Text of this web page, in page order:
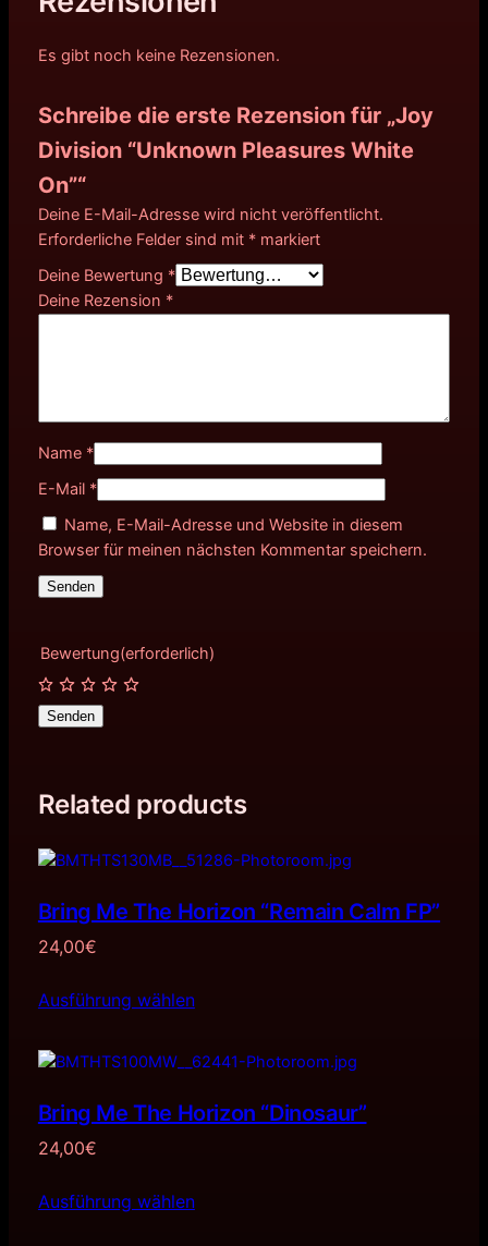
Es gibt noch keine Rezensionen.
Schreibe die erste Rezension für „Joy
Division “Unknown Pleasures White
On”“
Deine E-Mail-Adresse wird nicht veröffentlicht.
Erforderliche Felder sind mit *markiert
Deine Bewertung *
Deine Rezension *
Name *
E-Mail *
Name, E-Mail-Adresse und Website in diesem
Browser für meinen nächsten Kommentar speichern.
Bewertung(erforderlich)
Senden
Related products
Bring Me The Horizon “Remain Calm FP”
24,00€
Ausführung wählen
Bring Me The Horizon “Dinosaur”
24,00€
Ausführung wählen